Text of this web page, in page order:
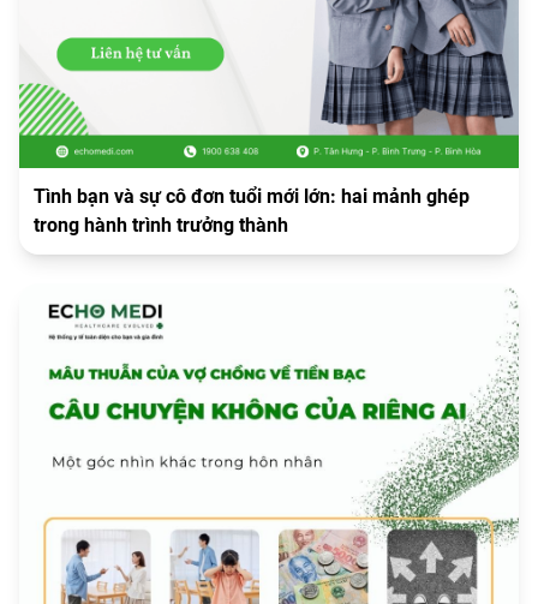
Tình bạn và sự cô đơn tuổi mới lớn: hai mảnh ghép
trong hành trình trưởng thành